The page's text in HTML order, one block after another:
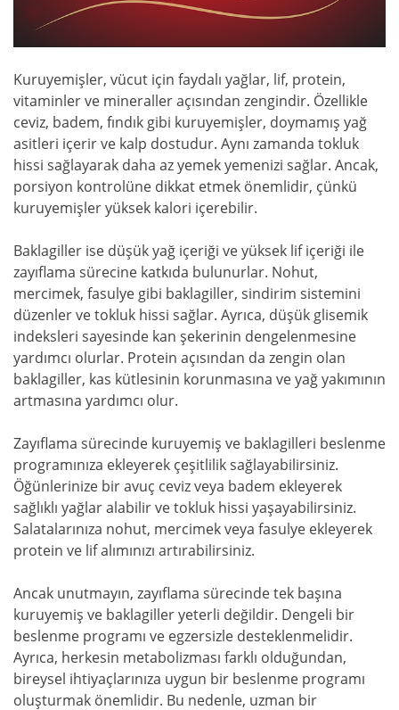
Kuruyemişler, vücut için faydalı yağlar, lif, protein,
vitaminler ve mineraller açısından zengindir. Özellikle
ceviz, badem, fındık gibi kuruyemişler, doymamış yağ
asitleri içerir ve kalp dostudur. Aynı zamanda tokluk
hissi sağlayarak daha az yemek yemenizi sağlar. Ancak,
porsiyon kontrolüne dikkat etmek önemlidir, çünkü
kuruyemişler yüksek kalori içerebilir.
Baklagiller ise düşük yağ içeriği ve yüksek lif içeriği ile
zayıflama sürecine katkıda bulunurlar. Nohut,
mercimek, fasulye gibi baklagiller, sindirim sistemini
düzenler ve tokluk hissi sağlar. Ayrıca, düşük glisemik
indeksleri sayesinde kan şekerinin dengelenmesine
yardımcı olurlar. Protein açısından da zengin olan
baklagiller, kas kütlesinin korunmasına ve yağ yakımının
artmasına yardımcı olur.
Zayıflama sürecinde kuruyemiş ve baklagilleri beslenme
programınıza ekleyerek çeşitlilik sağlayabilirsiniz.
Öğünlerinize bir avuç ceviz veya badem ekleyerek
sağlıklı yağlar alabilir ve tokluk hissi yaşayabilirsiniz.
Salatalarınıza nohut, mercimek veya fasulye ekleyerek
protein ve lif alımınızı artırabilirsiniz.
Ancak unutmayın, zayıflama sürecinde tek başına
kuruyemiş ve baklagiller yeterli değildir. Dengeli bir
beslenme programı ve egzersizle desteklenmelidir.
Ayrıca, herkesin metabolizması farklı olduğundan,
bireysel ihtiyaçlarınıza uygun bir beslenme programı
oluşturmak önemlidir. Bu nedenle, uzman bir